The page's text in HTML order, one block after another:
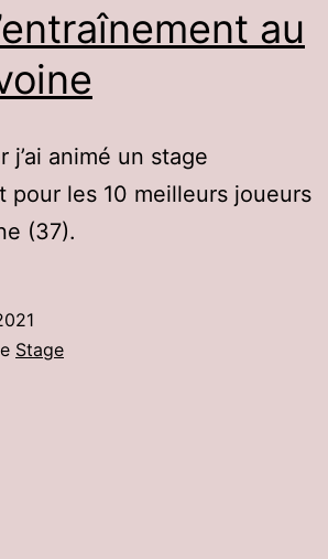
au
j’ai animé un stage
pour les 10 meilleurs joueurs
(37).
Stage